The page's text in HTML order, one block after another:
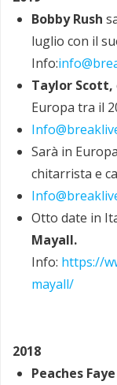
Bobby Rush
luglio con il
Info:
Taylor Scott,
Europa tra il
Sarà in
chitarrista e
Otto date in
Mayall.
Info: https://
mayall/
2018
Peaches